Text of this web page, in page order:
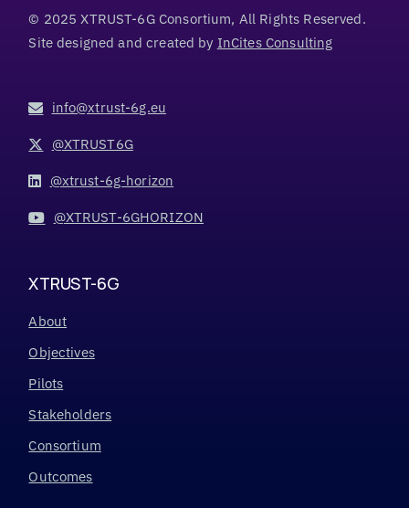
© 2025 XTRUST-6G Consortium, All Rights Reserved.
Site designed and created by InCites Consulting
info@xtrust-6g.eu
@XTRUST6G
@xtrust-6g-horizon
@XTRUST-6GHORIZON
XTRUST-6G
About
Objectives
Pilots
Stakeholders
Consortium
Outcomes